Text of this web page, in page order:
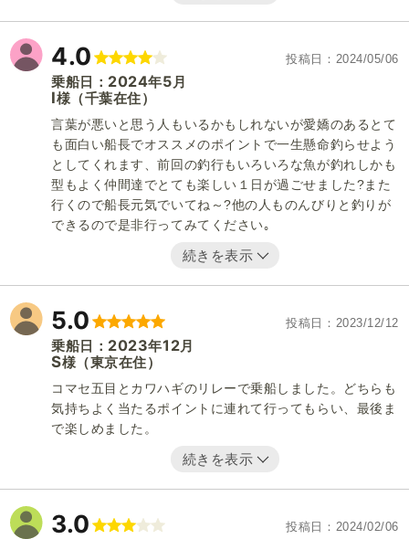
4.0 投稿日 2024/05/06
乗船日： 2024年5 月
I様 （千葉在住）
言葉が悪いと思う人もいるかもしれないが愛嬌のあるとて
も面白い船長でオススメのポイントで一生懸命釣らせよう
としてくれます、前回の釣行もいろいろな魚が釣れしかも
型もよく仲間達でとても楽しい１日が過ごせました?また
行くので船長元気でいてね～?他の人ものんびりと釣りが
できるので是非行ってみてください｡
続きを表示
5.0 投稿日 2023/12/12
乗船日： 2023年12月
S様 （東京在住）
コマセ五目とカワハギのリレーで乗船しました。どちらも
気持ちよく当たるポイントに連れて行ってもらい、最後ま
で楽しめました。
続きを表示
3.0 投稿日 2024/02/06